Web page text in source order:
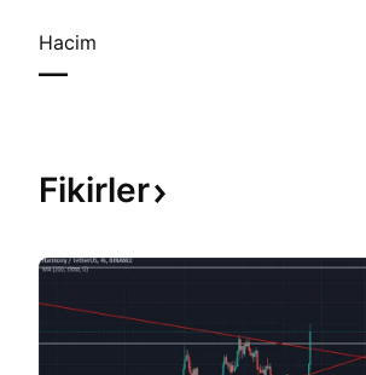
Hacim
—
Fikirler